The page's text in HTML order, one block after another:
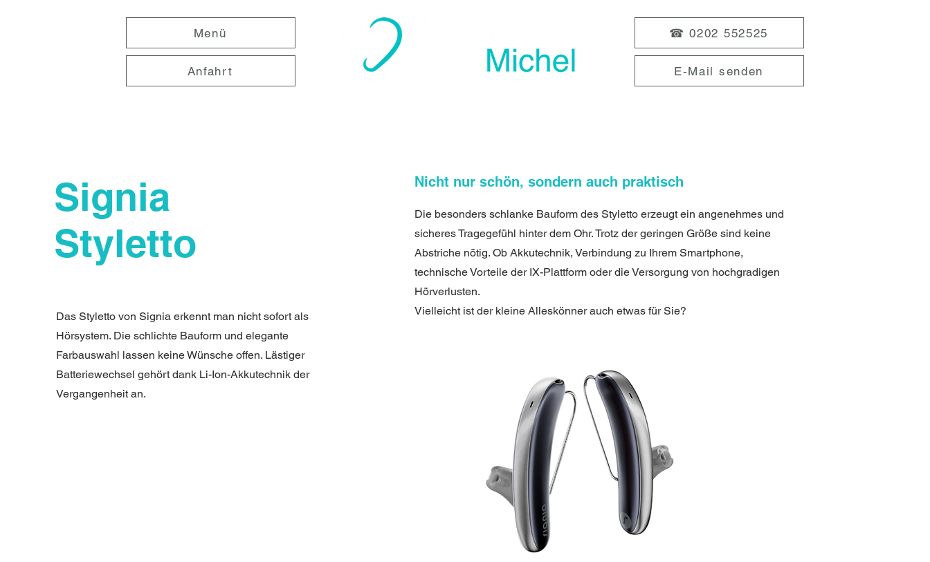
Menü
Anfahrt
☎ 0202 552525
E-Mail senden
Signia
Styletto
Das Stylettovon Signia erkennt man nicht sofort als
Hörsystem. Die schlichte Bauform und elegante
Farbauswahl lassen keine Wünsche offen. Lästiger
Batteriewechsel gehört dank Li-Ion-Akkutechnik der
Vergangenheit an.
Nicht nur schön, sondern auch praktisch
Die besonders schlanke Bauform des Styletto erzeugt ein angenehmes und
sicheres Tragegefühl hinter dem Ohr. Trotz der geringen Größe sind keine
Abstriche nötig. Ob Akkutechnik, Verbindung zu Ihrem Smartphone,
technische Vorteile der IX-Plattform oder die Versorgung von hochgradigen
Hörverlusten.
Vielleicht ist der kleine Alleskönner auch etwas für Sie?